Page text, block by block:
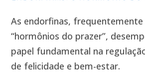
As endorfinas, frequentemente
“hormônios do prazer”,
papel fundamental na
de felicidade e bem-estar.